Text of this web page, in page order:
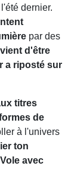
l'été dernier.
par des
vient d'être
a riposté sur
titres
de
à l'univers
ton
avec